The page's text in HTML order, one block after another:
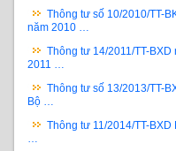
Thông tư số 10/2010/TT-
năm 2010 …
Thông tư 14/2011/TT-
2011 …
Thông tư số 13/2013/TT-
Bộ …
Thông tư 11/2014/TT-
…